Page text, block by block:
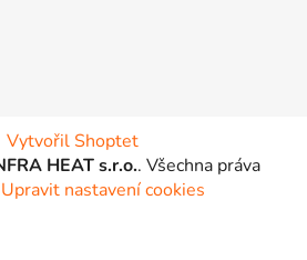
Vytvořil Shoptet
HEAT s.r.o.. Všechna práva
Upravit nastavení cookies